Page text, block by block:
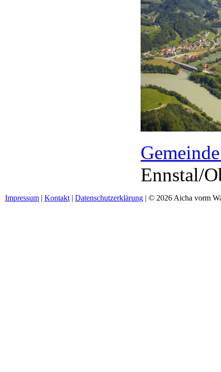
Ennstal/
Impressum | Kontakt | Datenschutzerklärung | © 2026 Aicha vorm